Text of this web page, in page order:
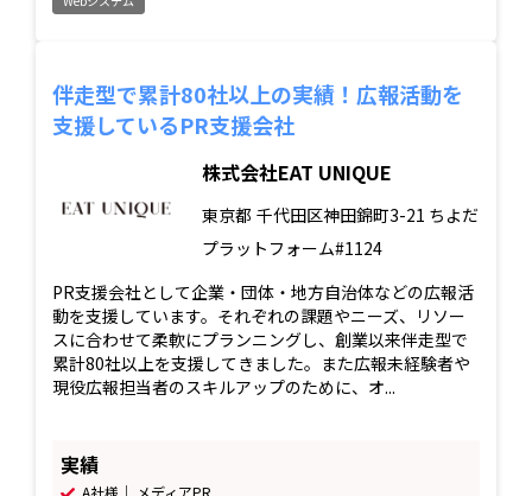
伴走型で累計80社以上の実績！広報活動を
支援しているPR支援会社
株式会社EAT UNIQUE
東京都 千代田区神田錦町3-21 ちよだ
プラットフォーム#1124
PR支援会社として企業・団体・地方自治体などの広報活
動を支援しています。それぞれの課題やニーズ、リソー
スに合わせて柔軟にプランニングし、創業以来伴走型で
累計80社以上を支援してきました。また広報未経験者や
現役広報担当者のスキルアップのために、オ...
実績
A社様｜ メディアPR